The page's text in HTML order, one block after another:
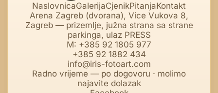
NaslovnicaGalerijaCjenikPitanjaKontakt
Arena Zagreb (dvorana), Vice Vukova 8,
Zagreb — prizemlje, južna strana sa strane
parkinga, ulaz PRESS
M: +385 92 1805 977
+385 92 1882 434
info@iris-fotoart.com
Radno vrijeme — po dogovoru · molimo
najavite dolazak